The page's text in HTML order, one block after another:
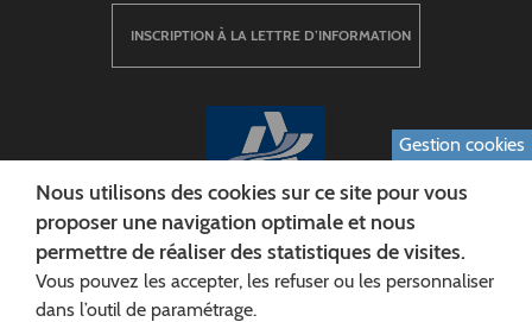
CONSEIL DÉPARTEMENTAL DE L'AISNE
Siège :
INSCRIPTION À LA LETTRE D’INFORMATION
Gestion cookies
Nous utilisons des cookies sur ce site pour vous
proposer une navigation optimale et nous
permettre de réaliser des statistiques de visites.
Vous pouvez les accepter, les refuser ou les personnaliser
dans l’outil de paramétrage.